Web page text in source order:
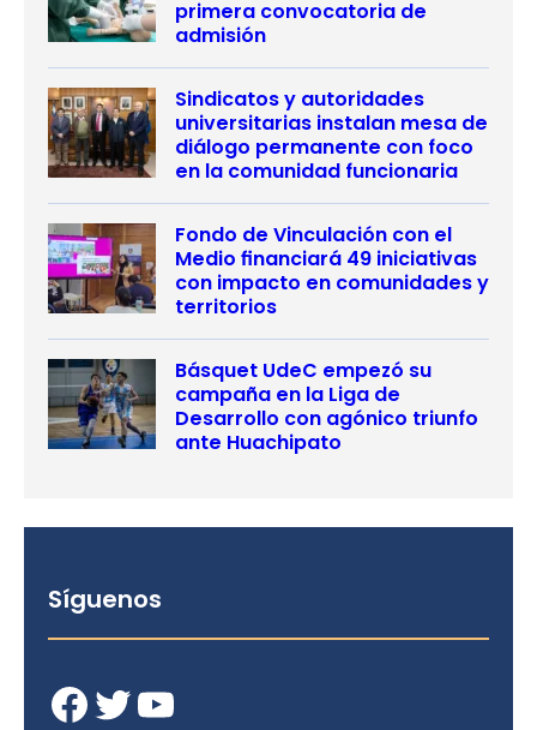
primera convocatoria de
admisión
Sindicatos y autoridades
universitarias instalan mesa de
diálogo permanente con foco
en la comunidad funcionaria
Fondo de Vinculación con el
Medio financiará 49 iniciativas
con impacto en comunidades y
territorios
Básquet UdeC empezó su
campaña en la Liga de
Desarrollo con agónico triunfo
ante Huachipato
Síguenos
Facebook Twitter YouTube